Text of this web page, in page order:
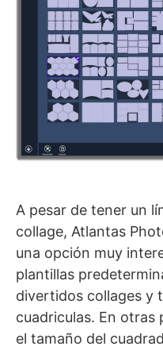
A pesar de tener un
collage, Atlantas
una opción muy
plantillas
divertidos collages y
cuadriculas. En otras
el tamaño del